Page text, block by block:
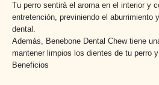
Tu perro sentirá el aroma en el interior y
entretención, previniendo el aburrimiento
dental.
Además, Benebone Dental Chew tiene
mantener limpios los dientes de tu perro
Beneficios